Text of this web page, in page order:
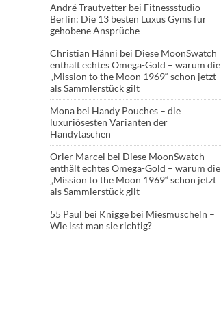
André Trautvetter bei Fitnessstudio
Berlin: Die 13 besten Luxus Gyms für
gehobene Ansprüche
Christian Hänni bei Diese MoonSwatch
enthält echtes Omega-Gold – warum die
„Mission to the Moon 1969“ schon jetzt
als Sammlerstück gilt
Mona bei Handy Pouches – die
luxuriösesten Varianten der
Handytaschen
Orler Marcel bei Diese MoonSwatch
enthält echtes Omega-Gold – warum die
„Mission to the Moon 1969“ schon jetzt
als Sammlerstück gilt
55 Paul bei Knigge bei Miesmuscheln –
Wie isst man sie richtig?